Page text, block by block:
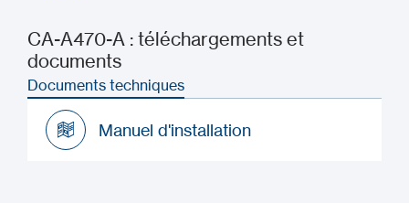
CA-A470-A : téléchargements et
documents
Documents techniques
Manuel d'installation